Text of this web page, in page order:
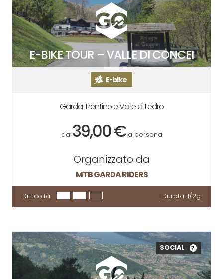
E-BIKE TOUR – VALLE DI CONCEI
E-bike
Garda Trentino e Valle di Ledro
da 39,00 € a persona
Organizzato da
MTB GARDA RIDERS
Difficoltà Durata: 1/2g
SOCIAL ?